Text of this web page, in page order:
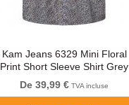
Kam Jeans 6329 Mini Floral
Print Short Sleeve Shirt Grey
De 39,99 € TVA incluse